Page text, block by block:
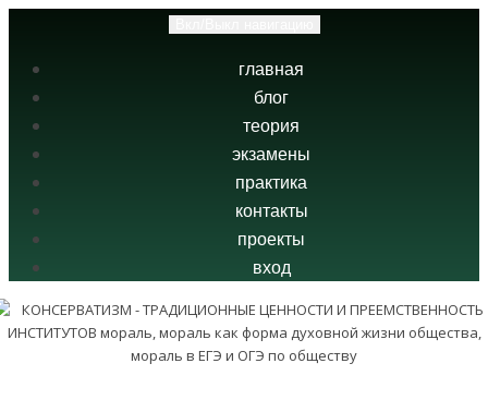
главная
блог
теория
экзамены
практика
контакты
проекты
вход